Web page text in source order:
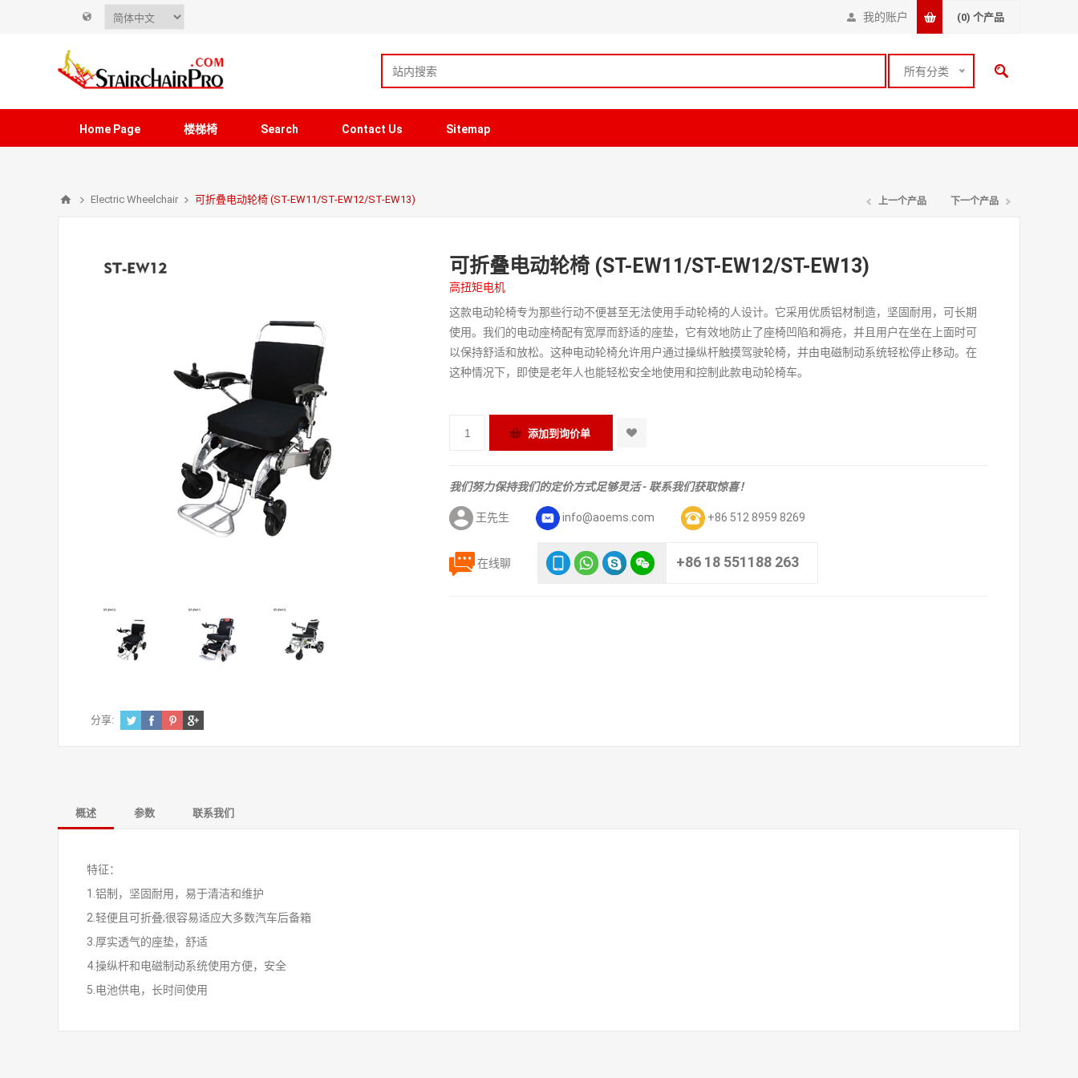
我的账户 (0) 个产品
所有分类
Home Page 楼梯椅 Search Contact Us Sitemap
Electric Wheelchair 可折叠电动轮椅 (ST-EW11/ST-EW12/ST-EW13) 上一个产品 下一个产品
可折叠电动轮椅 (ST-EW11/ST-EW12/ST-EW13)
高扭矩电机
这款电动轮椅专为那些行动不便甚至无法使用手动轮椅的人设计。它采用优质铝材制造，坚固耐用，可长期
使用。我们的电动座椅配有宽厚而舒适的座垫，它有效地防止了座椅凹陷和褥疮，并且用户在坐在上面时可
以保持舒适和放松。这种电动轮椅允许用户通过操纵杆触摸驾驶轮椅，并由电磁制动系统轻松停止移动。在
这种情况下，即使是老年人也能轻松安全地使用和控制此款电动轮椅车。
我们努力保持我们的定价方式足够灵活 - 联系我们获取惊喜！
王先生 info@aoems.com +86 512 8959 8269
在线聊 +86 18 551188 263
分享:
概述 参数 联系我们
特征：
1.铝制，坚固耐用，易于清洁和维护
2.轻便且可折叠;很容易适应大多数汽车后备箱
3.厚实透气的座垫，舒适
4.操纵杆和电磁制动系统使用方便，安全
5.电池供电，长时间使用